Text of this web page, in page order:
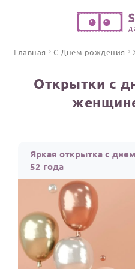
ПО ФОРМАТУ
Открытки
Стихи и тексты
ПРАЗДНИКИ
С Днем рождения
Юбилей
ИНСТРУМЕНТЫ
ОТЗЫВЫ
Главная С Днем рождения
Открытки с
Яркая открытка с
52 года